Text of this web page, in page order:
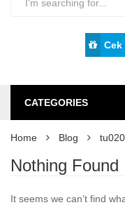
Cek
CATEGORIES
Home Blog tu020
Nothing Found
It seems we can’t find